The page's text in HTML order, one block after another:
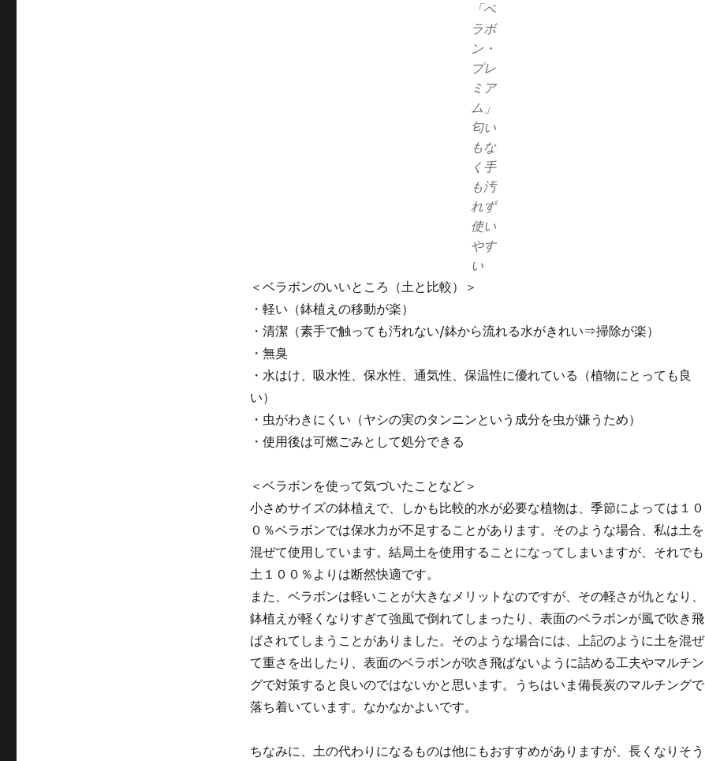
「ベ
ラボ
ン・
プレ
ミア
ム」
匂い
もな
く手
も汚
れず
使い
やす
い
＜ベラボンのいいところ（土と比較）＞
・軽い（鉢植えの移動が楽）
・清潔（素手で触っても汚れない/鉢から流れる水がきれい⇒掃除が楽）
・無臭
・水はけ、吸水性、保水性、通気性、保温性に優れている（植物にとっても良
い）
・虫がわきにくい（ヤシの実のタンニンという成分を虫が嫌うため）
・使用後は可燃ごみとして処分できる
＜ベラボンを使って気づいたことなど＞
小さめサイズの鉢植えで、しかも比較的水が必要な植物は、季節によっては１０
０％ベラボンでは保水力が不足することがあります。そのような場合、私は土を
混ぜて使用しています。結局土を使用することになってしまいますが、それでも
土１００％よりは断然快適です。
また、ベラボンは軽いことが大きなメリットなのですが、その軽さが仇となり、
鉢植えが軽くなりすぎて強風で倒れてしまったり、表面のベラボンが風で吹き飛
ばされてしまうことがありました。そのような場合には、上記のように土を混ぜ
て重さを出したり、表面のベラボンが吹き飛ばないように詰める工夫やマルチン
グで対策すると良いのではないかと思います。うちはいま備長炭のマルチングで
落ち着いています。なかなかよいです。
ちなみに、土の代わりになるものは他にもおすすめがありますが、長くなりそう